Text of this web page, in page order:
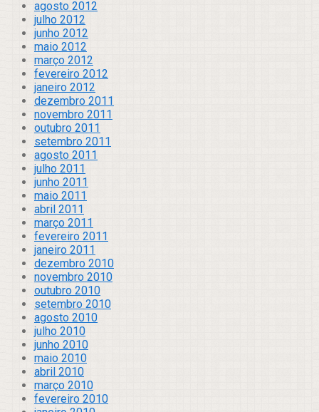
agosto 2012
julho 2012
junho 2012
maio 2012
março 2012
fevereiro 2012
janeiro 2012
dezembro 2011
novembro 2011
outubro 2011
setembro 2011
agosto 2011
julho 2011
junho 2011
maio 2011
abril 2011
março 2011
fevereiro 2011
janeiro 2011
dezembro 2010
novembro 2010
outubro 2010
setembro 2010
agosto 2010
julho 2010
junho 2010
maio 2010
abril 2010
março 2010
fevereiro 2010